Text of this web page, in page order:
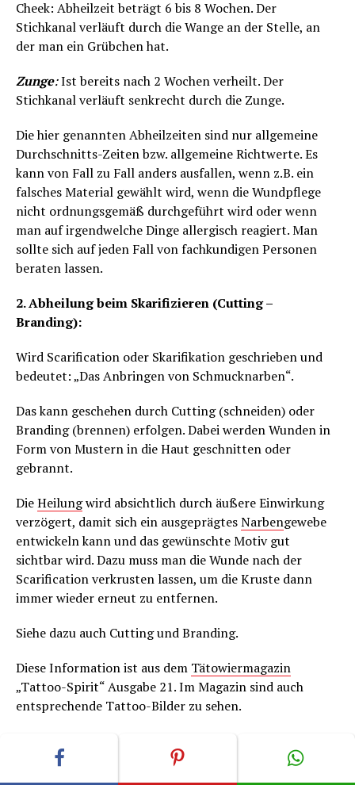
Cheek: Abheilzeit beträgt 6 bis 8 Wochen. Der
Stichkanal verläuft durch die Wange an der Stelle, an
der man ein Grübchen hat.
Zunge:Ist bereits nach 2 Wochen verheilt. Der
Stichkanal verläuft senkrecht durch die Zunge.
Die hier genannten Abheilzeiten sind nur allgemeine
Durchschnitts-Zeiten bzw. allgemeine Richtwerte. Es
kann von Fall zu Fall anders ausfallen, wenn z.B. ein
falsches Material gewählt wird, wenn die Wundpflege
nicht ordnungsgemäß durchgeführt wird oder wenn
man auf irgendwelche Dinge allergisch reagiert. Man
sollte sich auf jeden Fall von fachkundigen Personen
beraten lassen.
2. Abheilung beim Skarifizieren (Cutting –
Branding):
Wird Scarification oder Skarifikation geschrieben und
bedeutet: „Das Anbringen von Schmucknarben“.
Das kann geschehen durch Cutting (schneiden) oder
Branding (brennen) erfolgen. Dabei werden Wunden in
Form von Mustern in die Haut geschnitten oder
gebrannt.
DieHeilungwird absichtlich durch äußere Einwirkung
verzögert, damit sich ein ausgeprägtesNarbengewebe
entwickeln kann und das gewünschte Motiv gut
sichtbar wird. Dazu muss man die Wunde nach der
Scarification verkrusten lassen, um die Kruste dann
immer wieder erneut zu entfernen.
Siehe dazu auch Cutting und Branding.
Diese Information ist aus dem Tätowiermagazin
„Tattoo-Spirit“ Ausgabe 21. Im Magazin sind auch
entsprechende Tattoo-Bilder zu sehen.
3. Abheilzeit – Tattoo-Pflege – Hautpflege – Haut –
Abheilung – Nachbehandlung